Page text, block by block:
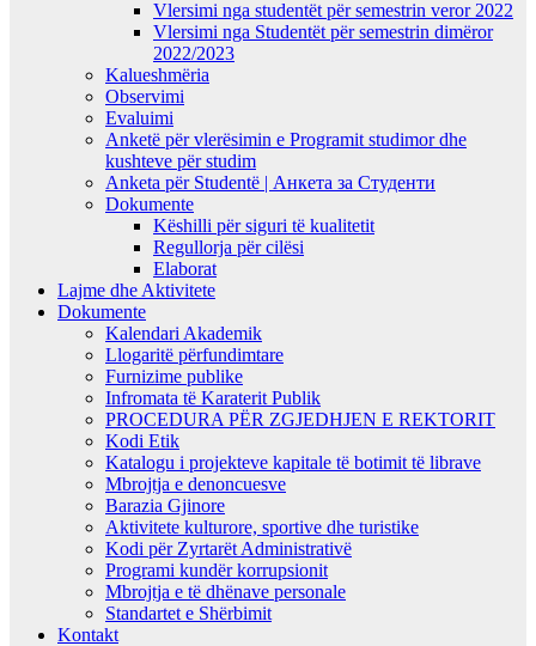
Vlersimi nga studentët për semestrin veror 2022
Vlersimi nga Studentët për semestrin dimëror
2022/2023
Kalueshmëria
Observimi
Evaluimi
Anketë për vlerësimin e Programit studimor dhe
kushteve për studim
Anketa për Studentë | Анкета за Студенти
Dokumente
Këshilli për siguri të kualitetit
Regullorja për cilësi
Elaborat
Lajme dhe Aktivitete
Dokumente
Kalendari Akademik
Llogaritë përfundimtare
Furnizime publike
Infromata të Karaterit Publik
PROCEDURA PËR ZGJEDHJEN E REKTORIT
Kodi Etik
Katalogu i projekteve kapitale të botimit të librave
Mbrojtja e denoncuesve
Barazia Gjinore
Aktivitete kulturore, sportive dhe turistike
Kodi për Zyrtarët Administrativë
Programi kundër korrupsionit
Mbrojtja e të dhënave personale
Standartet e Shërbimit
Kontakt